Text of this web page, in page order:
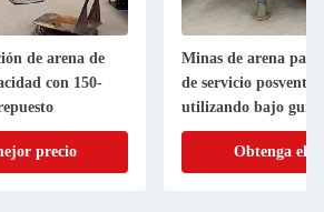
de arena de
con 150-
precio
Minas de arena
de servicio
utilizando bajo guía
Obtenga el